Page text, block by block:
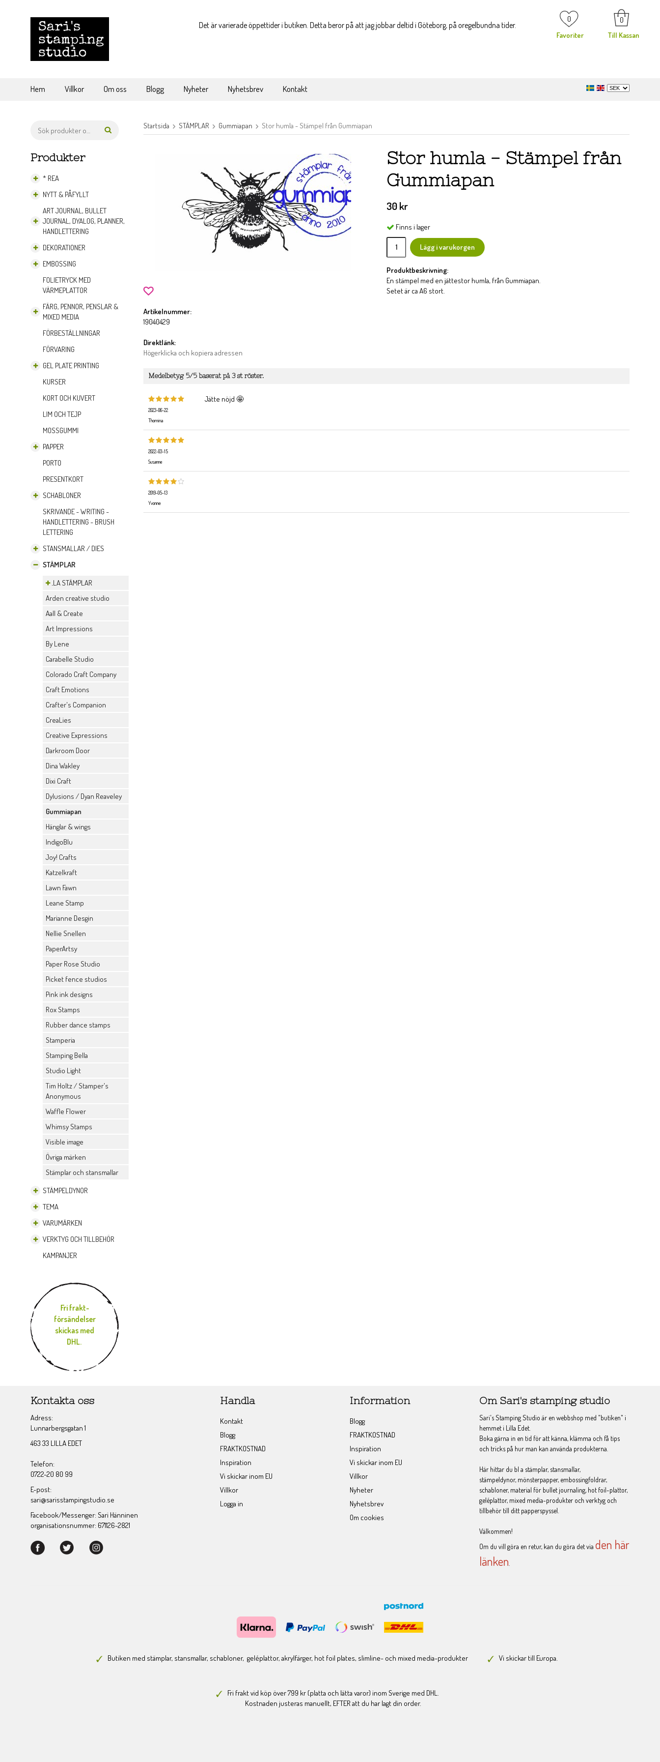
0
Favoriter
0
Till Kassan
Det är varierade öppettider i butiken. Detta beror på att jag jobbar deltid i Göteborg, på oregelbundna tider.
Hem Villkor Om oss Blogg Nyheter Nyhetsbrev Kontakt
Produkter
* REA
NYTT & PÅFYLLT
ART JOURNAL, BULLET
JOURNAL, DYALOG, PLANNER,
HANDLETTERING
DEKORATIONER
EMBOSSING
FOLIETRYCK MED
VÄRMEPLATTOR
FÄRG, PENNOR, PENSLAR &
MIXED MEDIA
FÖRBESTÄLLNINGAR
FÖRVARING
GEL PLATE PRINTING
KURSER
KORT OCH KUVERT
LIM OCH TEJP
MOSSGUMMI
PAPPER
PORTO
PRESENTKORT
SCHABLONER
SKRIVANDE - WRITING -
HANDLETTERING - BRUSH
LETTERING
STANSMALLAR / DIES
STÄMPLAR
ALLA STÄMPLAR
Arden creative studio
Aall & Create
Art Impressions
By Lene
Carabelle Studio
Colorado Craft Company
Craft Emotions
Crafter's Companion
CreaLies
Creative Expressions
Darkroom Door
Dina Wakley
Dixi Craft
Dylusions / Dyan Reaveley
Gummiapan
Hänglar & wings
IndigoBlu
Joy! Crafts
Katzelkraft
Lawn Fawn
Leane Stamp
Marianne Desgin
Nellie Snellen
PaperArtsy
Paper Rose Studio
Picket fence studios
Pink ink designs
Rox Stamps
Rubber dance stamps
Stamperia
Stamping Bella
Studio Light
Tim Holtz / Stamper's
Anonymous
Waffle Flower
Whimsy Stamps
Visible image
Övriga märken
Stämplar och stansmallar
STÄMPELDYNOR
TEMA
VARUMÄRKEN
VERKTYG OCH TILLBEHÖR
KAMPANJER
Fri frakt-
försändelser
skickas med
DHL.
Startsida STÄMPLAR Gummiapan Stor humla - Stämpel från Gummiapan
Stor humla - Stämpel från
Gummiapan
30 kr
Finns i lager
Lägg i varukorgen
Produktbeskrivning:
En stämpel med en jättestor humla, från Gummiapan.
Setet är ca A6 stort.
Artikelnummer:
19040429
Direktlänk:
Högerklicka och kopiera adressen
Medelbetyg 5/5 baserat på 3st röster.
2023-06-22
Thomina
Jätte nöjd 🤩
2022-03-15
Susanne
2019-05-13
Yvonne
Kontakta oss
Adress:
Lunnarbergsgatan 1
463 33 LILLA EDET
Telefon:
0722-20 80 99
E-post:
sari@sarisstampingstudio.se
Facebook/Messenger: Sari Hänninen
organisationsnummer: 671126-2821
Handla
Kontakt
Blogg
FRAKTKOSTNAD
Inspiration
Vi skickar inom EU
Villkor
Logga in
Information
Blogg
FRAKTKOSTNAD
Inspiration
Vi skickar inom EU
Villkor
Nyheter
Nyhetsbrev
Om cookies
Om Sari's stamping studio
Sari's Stamping Studio är en webbshop med "butiken" i
hemmet i Lilla Edet.
Boka gärna in en tid för att känna, klämma och få tips
och tricks på hur man kan använda produkterna.
Här hittar du bl a stämplar, stansmallar,
stämpeldynor, mönsterpapper, embossingfoldrar,
schabloner, material för bullet journaling, hot foil-plattor,
geléplattor, mixed media-produkter och verktyg och
tillbehör till ditt papperspyssel.
Välkommen!
Om du vill göra en retur, kan du göra det via den här
länken
Butiken med stämplar, stansmallar, schabloner, geléplattor, akrylfärger, hot foil plates, slimline- och mixed media-produkter Vi skickar till Europa.
Fri frakt vid köp över 799 kr (platta och lätta varor) inom Sverige med DHL.
Kostnaden justeras manuellt, EFTER att du har lagt din order.